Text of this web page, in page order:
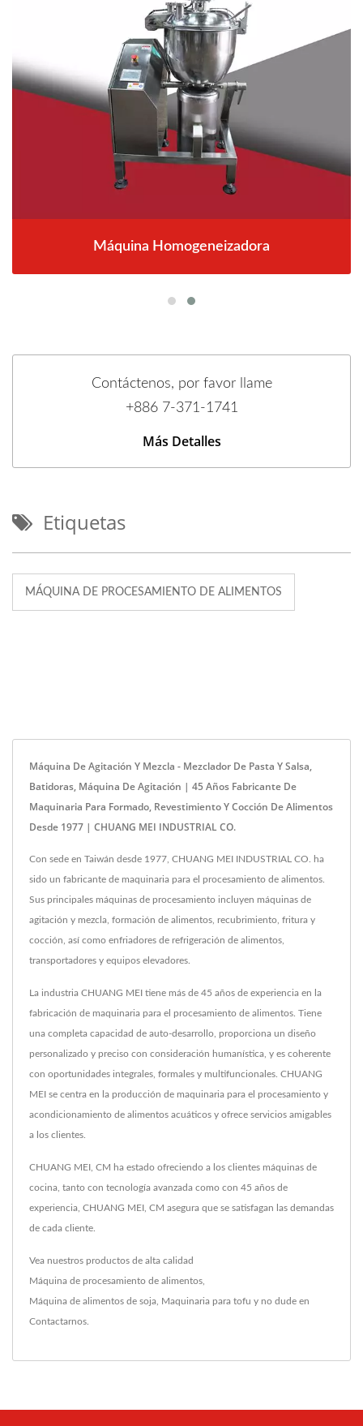
Máquina Homogeneizadora
Contáctenos, por favor llame
+886 7-371-1741
Más Detalles
Etiquetas
MÁQUINA DE PROCESAMIENTO DE ALIMENTOS
Máquina De Agitación Y Mezcla - Mezclador De Pasta Y Salsa,
Batidoras, Máquina De Agitación | 45 Años Fabricante De
Maquinaria Para Formado, Revestimiento Y Cocción De Alimentos
Desde 1977 | CHUANG MEI INDUSTRIAL CO.
Con sede en Taiwán desde 1977, CHUANG MEI INDUSTRIAL CO. ha
sido un fabricante de maquinaria para el procesamiento de alimentos.
Sus principales máquinas de procesamiento incluyen máquinas de
agitación y mezcla, formación de alimentos, recubrimiento, fritura y
cocción, así como enfriadores de refrigeración de alimentos,
transportadores y equipos elevadores.
La industria CHUANG MEI tiene más de 45 años de experiencia en la
fabricación de maquinaria para el procesamiento de alimentos. Tiene
una completa capacidad de auto-desarrollo, proporciona un diseño
personalizado y preciso con consideración humanística, y es coherente
con oportunidades integrales, formales y multifuncionales. CHUANG
MEI se centra en la producción de maquinaria para el procesamiento y
acondicionamiento de alimentos acuáticos y ofrece servicios amigables
a los clientes.
CHUANG MEI, CM ha estado ofreciendo a los clientes máquinas de
cocina, tanto con tecnología avanzada como con 45 años de
experiencia, CHUANG MEI, CM asegura que se satisfagan las demandas
de cada cliente.
Vea nuestros productos de alta calidad
Máquina de procesamiento de alimentos
Máquina de alimentos de soja Maquinaria para tofu y no dude en
Contactarnos